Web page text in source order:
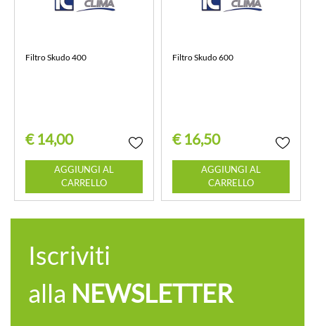
Filtro Skudo 400
€ 14,00
Quantità
AGGIUNGI AL
CARRELLO
Filtro Skudo 600
€ 16,50
Quantità
AGGIUNGI AL
CARRELLO
Iscriviti
alla NEWSLETTER